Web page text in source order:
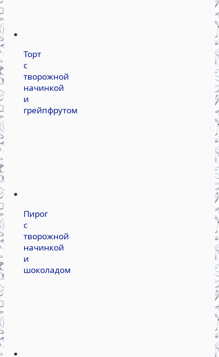
Торт
с
творожной
начинкой
и
грейпфрутом
Пирог
с
творожной
начинкой
и
шоколадом